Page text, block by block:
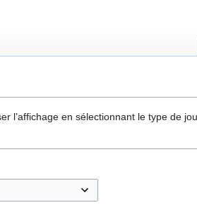
l’affichage en sélectionnant le type de